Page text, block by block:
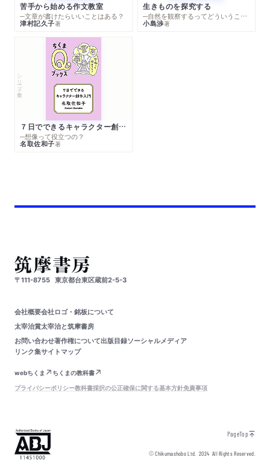
苦手から始める作文教室
─文章が書けたらいいことはある？
津村記久子著
生きものを探究する
─自然を観察するってどういうこと？
小島渉著
シリーズ・全集
７日でできるキャラクター創作入門
─想像って役立つの？
名取佐和子著
〒111-8755 東京都台東区蔵前2-5-3
会社概要会社ロゴ・銘板について
太宰治賞太宰治と筑摩書房
お問い合わせ著作権について出版目録ソーシャルメディア
リンク集サイトマップ
webちくま
ちくまの教科書
プライバシーポリシー教科書採択の公正確保に関する基本方針免責事項
PageTop
© Chikumashobo Ltd.2024 All Rights Reserved.